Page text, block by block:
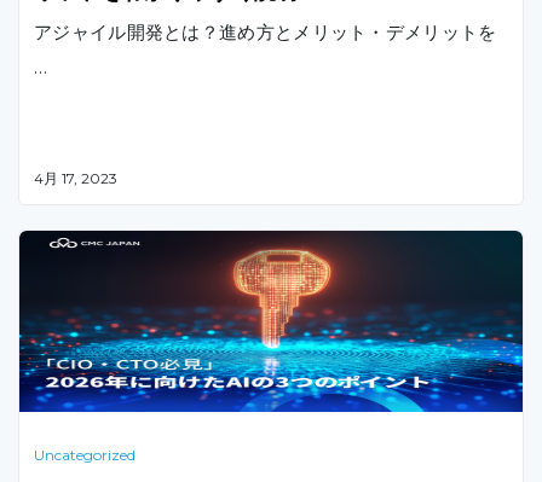
アジャイル開発とは？進め方とメリット・デメリットを
…
4月 17, 2023
Uncategorized